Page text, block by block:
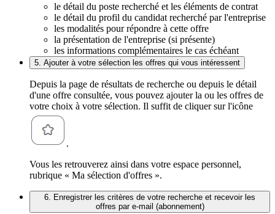
le détail du poste recherché et les éléments de contrat
le détail du profil du candidat recherché par l'entreprise
les modalités pour répondre à cette offre
la présentation de l'entreprise (si présente)
les informations complémentaires le cas échéant
5. Ajouter à votre sélection les offres qui vous intéressent
Depuis la page de résultats de recherche ou depuis le détail
d'une offre consultée, vous pouvez ajouter la ou les offres de
votre choix à votre sélection. Il suffit de cliquer sur l'icône
.
Vous les retrouverez ainsi dans votre espace personnel,
rubrique « Ma sélection d'offres ».
6. Enregistrer les critères de votre recherche et recevoir les
offres par e-mail (abonnement)